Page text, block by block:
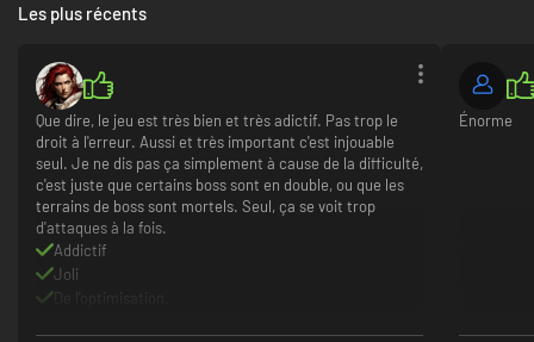
Les plus récents
Que dire, le jeu est très bien et très adictif. Pas trop le
droit à l'erreur. Aussi et très important c'est injouable
seul. Je ne dis pas ça simplement à cause de la difficulté,
c'est juste que certains boss sont en double, ou que les
terrains de boss sont mortels. Seul, ça se voit trop
d'attaques à la fois.
Addictif
Joli
Énorme